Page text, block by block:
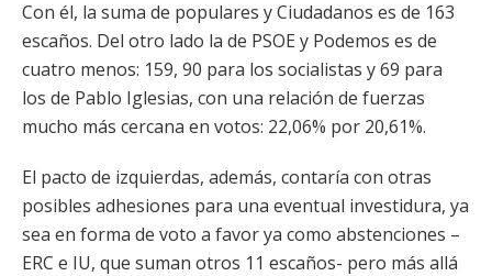
Con él, la suma de populares y Ciudadanos es de 163
escaños. Del otro lado la de PSOE y Podemos es de
cuatro menos: 159, 90 para los socialistas y 69 para
los de Pablo Iglesias, con una relación de fuerzas
mucho más cercana en votos: 22,06% por 20,61%.
El pacto de izquierdas, además, contaría con otras
posibles adhesiones para una eventual investidura, ya
sea en forma de voto a favor ya como abstenciones –
ERC e IU, que suman otros 11 escaños- pero más allá